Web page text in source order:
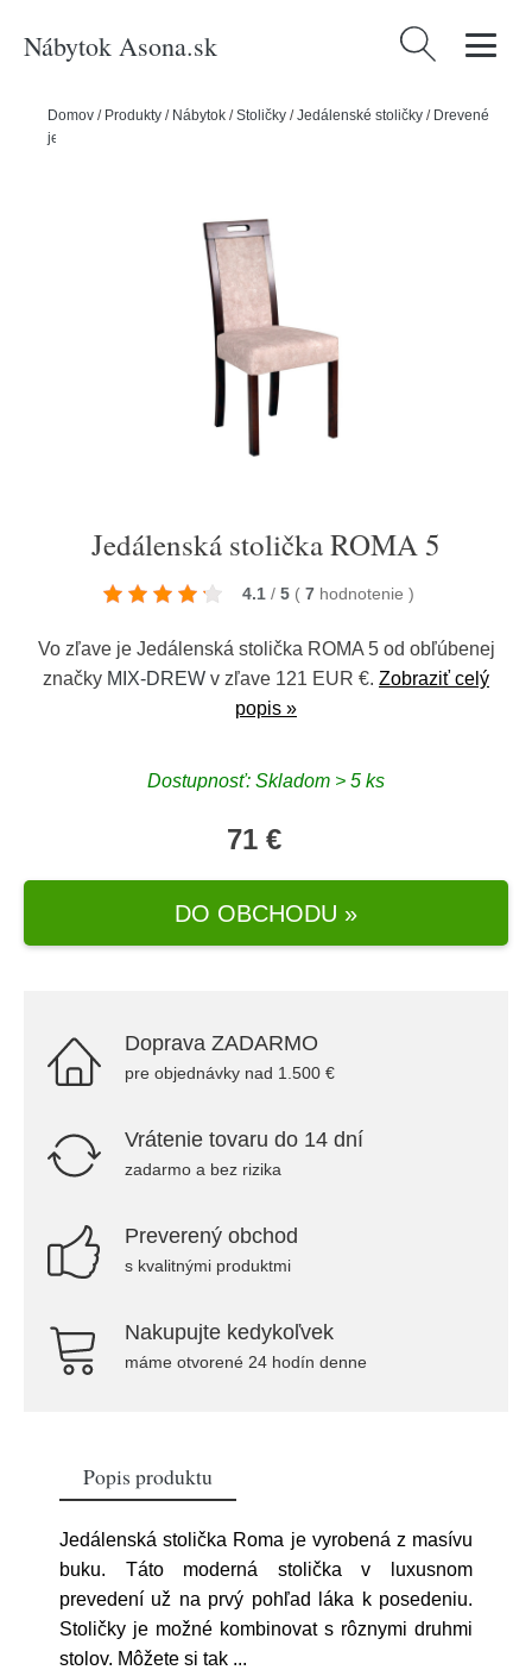
Nábytok Asona.sk Hľadať:
Domov / Produkty / Nábytok /Stoličky /Jedálenské stoličky / Drevené
jedálenské stoličky
Jedálenská stolička ROMA 5
4.1 / 5 ( 7 hodnotenie )
Vo zľave je Jedálenská stolička ROMA 5 od obľúbenej
značky MIX-DREW v zľave 121 EUR €. Zobraziť celý
popis »
Dostupnosť: Skladom > 5 ks
71 €
DO OBCHODU »
Doprava ZADARMO
pre objednávky nad 1.500 €
Vrátenie tovaru do 14 dní
zadarmo a bez rizika
Preverený obchod
s kvalitnými produktmi
Nakupujte kedykoľvek
máme otvorené 24 hodín denne
Popis produktu
Jedálenská stolička Roma je vyrobená z masívu
buku. Táto moderná stolička v luxusnom
prevedení už na prvý pohľad láka k posedeniu.
Stoličky je možné kombinovat s rôznymi druhmi
stolov. Môžete si tak ...